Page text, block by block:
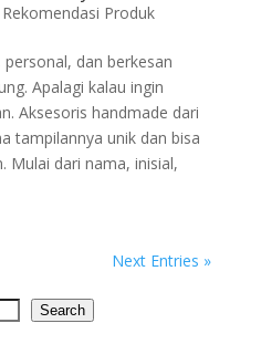
Rekomendasi Produk
dan berkesan
Apalagi kalau ingin
Aksesoris handmade dari
tampilannya unik dan bisa
Mulai dari nama, inisial,
Next Entries »
Search